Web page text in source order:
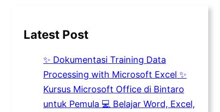
Latest Post
✨ Dokumentasi Training Data
Processing with Microsoft Excel ✨
Kursus Microsoft Office di Bintaro
untuk Pemula 💻 Belajar Word, Excel,